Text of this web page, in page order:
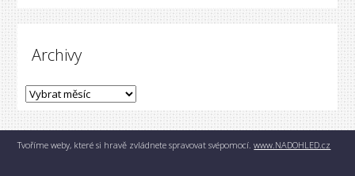
Archivy
Tvoříme weby, které si hravě zvládnete spravovat svépomocí.www.NADOHLED.cz